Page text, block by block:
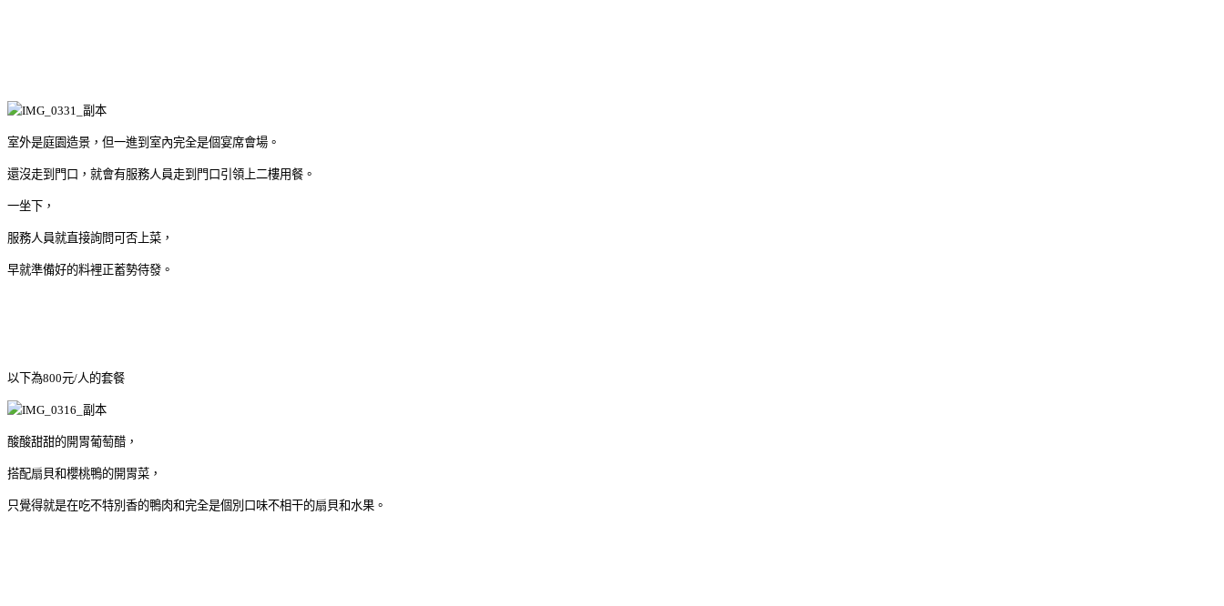
室外是庭園造景，但一進到室內完全是個宴席會場。
還沒走到門口，就會有服務人員走到門口引領上二樓用餐。
一坐下，
服務人員就直接詢問可否上菜，
早就準備好的料裡正蓄勢待發。
以下為800元/人的套餐
酸酸甜甜的開胃葡萄醋，
搭配扇貝和櫻桃鴨的開胃菜，
只覺得就是在吃不特別香的鴨肉和完全是個別口味不相干的扇貝和水果。